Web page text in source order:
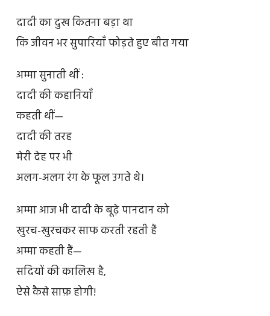
दादी का दुख कितना बड़ा था
कि जीवन भर सुपारियाँ फोड़ते हुए बीत गया
अम्मा सुनाती थीं :
दादी की कहानियाँ
कहती थीं—
दादी की तरह
मेरी देह पर भी
अलग-अलग रंग के फूल उगते थे।
अम्मा आज भी दादी के बूढ़े पानदान को
खुरच-खुरचकर साफ करती रहती हैं
अम्मा कहती हैं—
सदियों की कालिख है,
ऐसे कैसे साफ़ होगी!